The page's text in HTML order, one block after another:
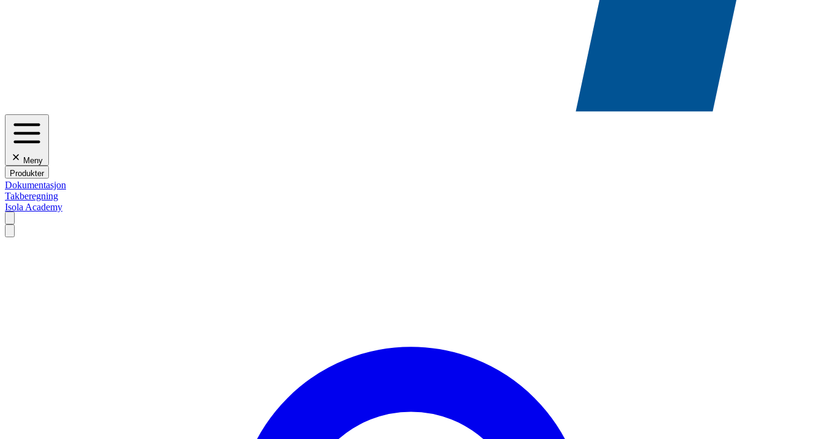
Meny
Produkter
Dokumentasjon
Takberegning
Isola Academy